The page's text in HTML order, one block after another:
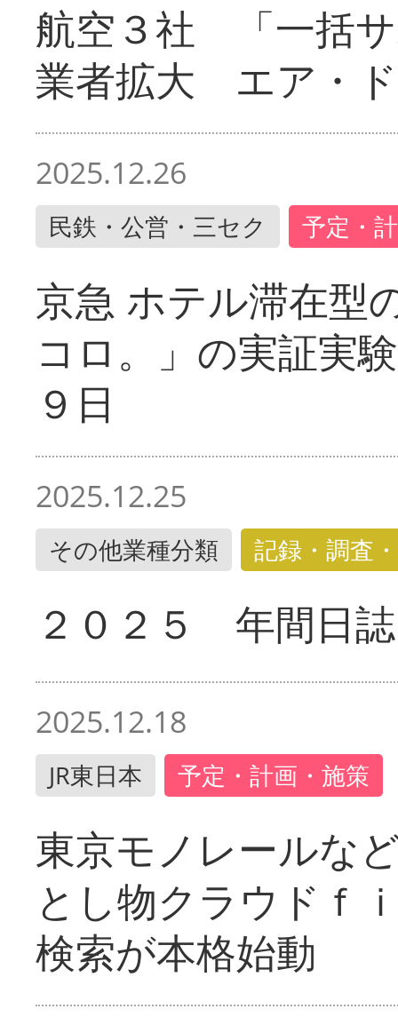
航空３社 「一括
業者拡大 エア・
2025.12.26
民鉄・公営・三セク 予定・
京急 ホテル滞在型
コロ。」の実証実
９日
2025.12.25
その他業種分類 記録・調査
２０２５ 年間日誌
2025.12.18
JR東日本 予定・計画・施策
東京モノレールな
とし物クラウドｆ
検索が本格始動